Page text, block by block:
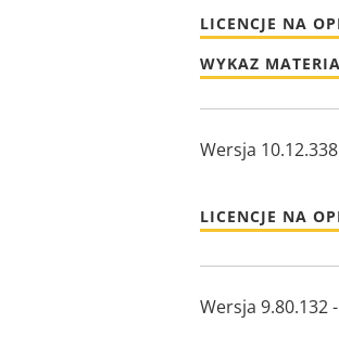
LICENCJE NA
WYKAZ
Wersja 10.12.338
LICENCJE NA
Wersja 9.80.132 -